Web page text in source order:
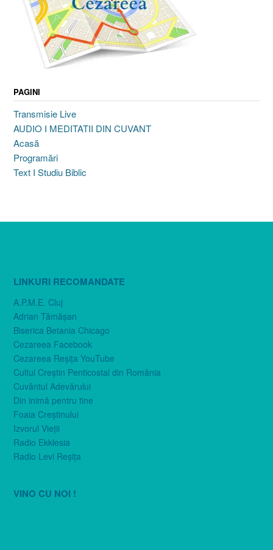
PAGINI
Transmisie Live
AUDIO I MEDITATII DIN CUVANT
Acasă
Programări
Text I Studiu Biblic
LINKURI RECOMANDATE
A.P.M.E. Cluj
Adrian Tămăşan
Biserica Betania Chicago
Cezareea Facebook
Cezareea Reşiţa YouTube
Cultul Creştin Penticostal din România
Cuvântul Adevărului
Din inimă pentru tine
Foaia Creştinului
Izvorul Vieţii
Radio Ekklesia
Radio Levi Reşiţa
VINO CU NOI !